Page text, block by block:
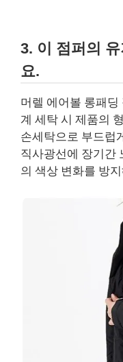
3. 이 점퍼의
요.
머렐 에어볼 롱패
계 세탁 시 제품의
손세탁으로 부드럽
직사광선에 장기간
의 색상 변화를 방